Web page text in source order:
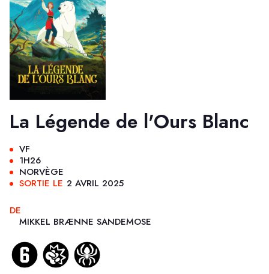
La Légende de l'Ours Blanc
VF
1H26
NORVÈGE
SORTIE LE 2 AVRIL 2025
DE
MIKKEL BRÆNNE SANDEMOSE